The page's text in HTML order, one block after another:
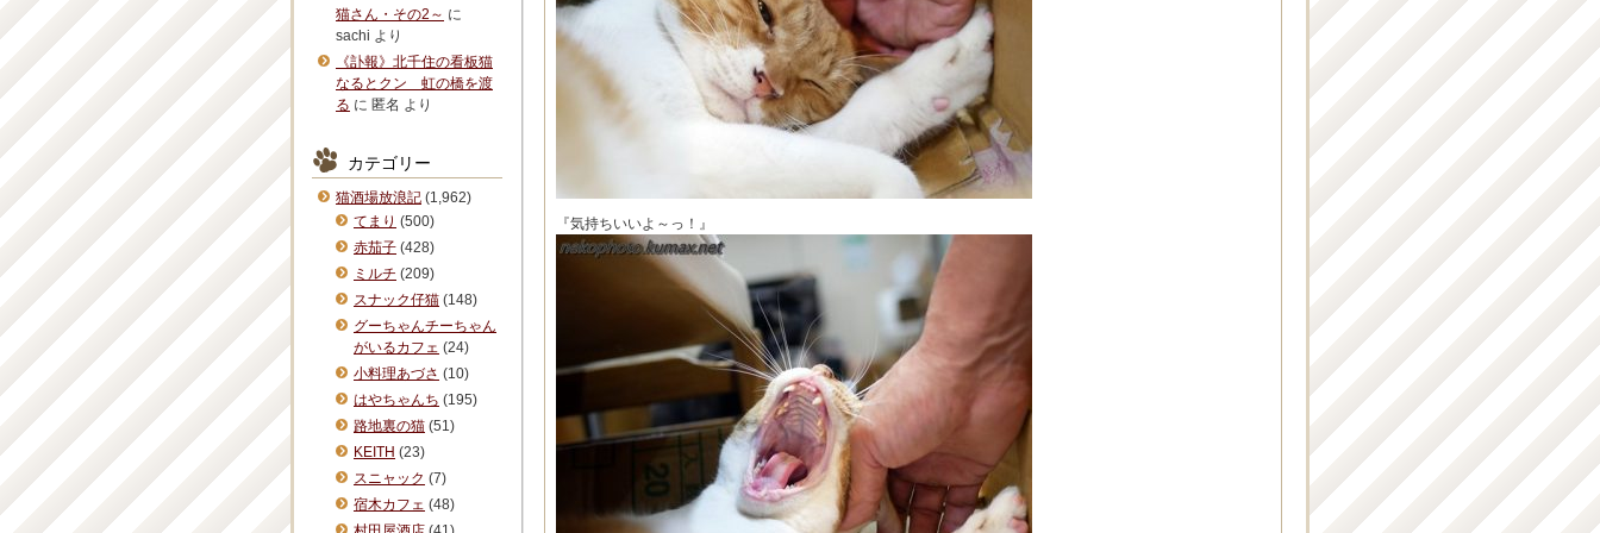
『気持ちいいよ～っ！』
猫さん・その2～ に
sachi より
《訃報》北千住の看板猫
なるとクン 虹の橋を渡
る に 匿名 より
カテゴリー
猫酒場放浪記 (1,962)
てまり (500)
赤茄子 (428)
ミルチ (209)
スナック仔猫 (148)
グーちゃんチーちゃん
がいるカフェ (24)
小料理あづさ (10)
はやちゃんち (195)
路地裏の猫 (51)
KEITH (23)
スニャック (7)
宿木カフェ (48)